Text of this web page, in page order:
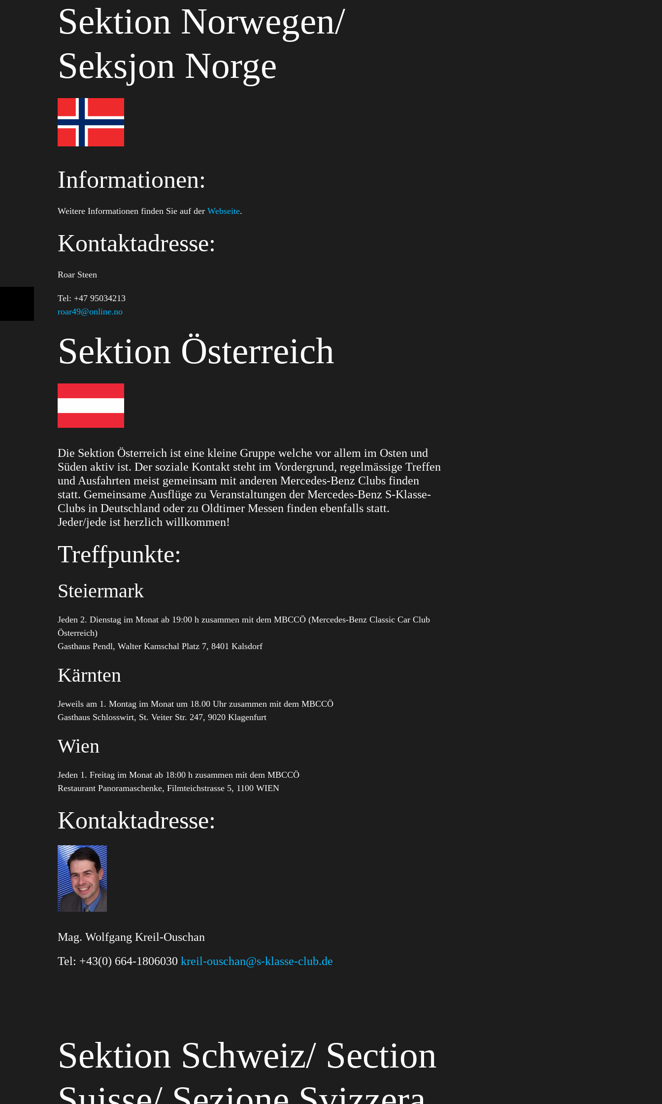
Sektion Norwegen/
Seksjon Norge
Informationen:
Weitere Informationen finden Sie auf der Webseite.
Kontaktadresse:
Roar Steen
Tel: +47 95034213
roar49@online.no
Sektion Österreich
Die Sektion Österreich ist eine kleine Gruppe welche vor allem im Osten und
Süden aktiv ist. Der soziale Kontakt steht im Vordergrund, regelmässige Treffen
und Ausfahrten meist gemeinsam mit anderen Mercedes-Benz Clubs finden
statt. Gemeinsame Ausflüge zu Veranstaltungen der Mercedes-Benz S-Klasse-
Clubs in Deutschland oder zu Oldtimer Messen finden ebenfalls statt.
Jeder/jede ist herzlich willkommen!
Treffpunkte:
Steiermark
Jeden 2. Dienstag im Monat ab 19:00 h zusammen mit dem MBCCÖ (Mercedes-Benz Classic Car Club
Österreich)
Gasthaus Pendl, Walter Kamschal Platz 7, 8401 Kalsdorf
Kärnten
Jeweils am 1. Montag im Monat um 18.00 Uhr zusammen mit dem MBCCÖ
Gasthaus Schlosswirt, St. Veiter Str. 247, 9020 Klagenfurt
Wien
Jeden 1. Freitag im Monat ab 18:00 h zusammen mit dem MBCCÖ
Restaurant Panoramaschenke, Filmteichstrasse 5, 1100 WIEN
Kontaktadresse:
Mag. Wolfgang Kreil-Ouschan
Tel: +43(0) 664-1806030 kreil-ouschan@s-klasse-club.de
Sektion Schweiz/ Section